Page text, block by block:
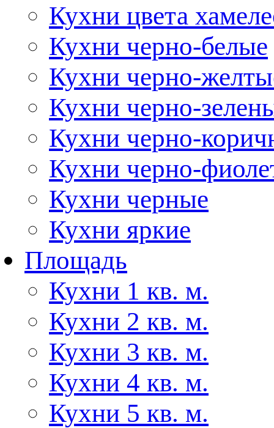
Кухни цвета
Кухни черно-белые
Кухни черно-
Кухни черно-
Кухни черно-
Кухни черно-
Кухни черные
Кухни яркие
Площадь
Кухни 1 кв. м.
Кухни 2 кв. м.
Кухни 3 кв. м.
Кухни 4 кв. м.
Кухни 5 кв. м.